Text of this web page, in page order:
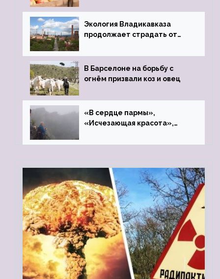
Экология Владикавказа
продолжает страдать от
В Барселоне на борьбу с
огнём призвали коз и овец
«В сердце пармы»,
«Исчезающая красота»,